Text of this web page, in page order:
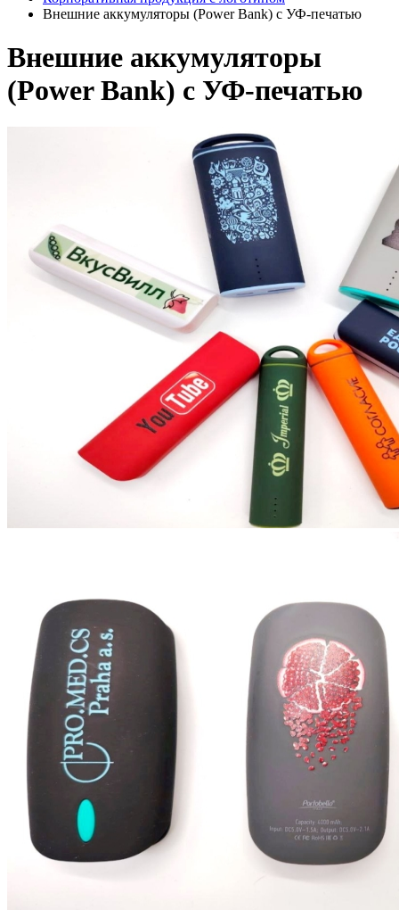
Внешние аккумуляторы (Power Bank) с УФ-печатью
Внешние аккумуляторы
(Power Bank) с УФ-печатью